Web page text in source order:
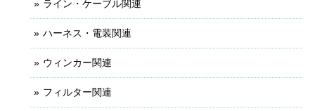
ライン・ケーブル関連
ハーネス・電装関連
ウィンカー関連
フィルター関連